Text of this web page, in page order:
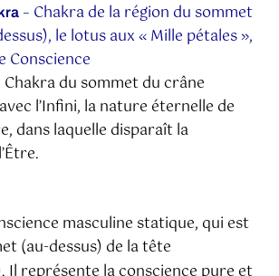
– Chakra de la région du sommet
le lotus aux « Mille pétales »,
Conscience
Chakra du sommet du crâne
l’Infini, la nature éternelle de
dans laquelle disparaît la
masculine statique, qui est
(au-dessus) de la tête